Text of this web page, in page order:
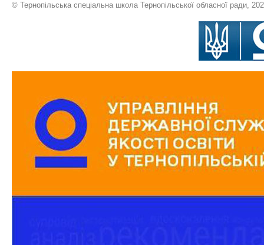
© Тернопільська спеціальна школа Тернопільської обласної ради,